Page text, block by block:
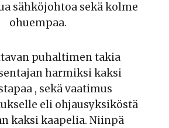
sähköjohtoa sekä kolme
ohuempaa.
puhaltimen takia
harmiksi kaksi
, sekä vaatimus
eli ohjausyksiköstä
kaksi kaapelia. Niinpä